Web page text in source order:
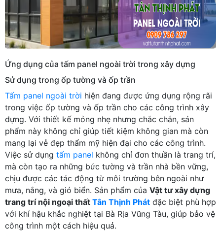
Ứng dụng của tấm panel ngoài trời trong xây dựng
Sử dụng trong ốp tường và ốp trần
Tấm panel ngoài trời hiện đang được ứng dụng rộng rãi
trong việc ốp tường và ốp trần cho các công trình xây
dựng. Với thiết kế mỏng nhẹ nhưng chắc chắn, sản
phẩm này không chỉ giúp tiết kiệm không gian mà còn
mang lại vẻ đẹp thẩm mỹ hiện đại cho các công trình.
Việc sử dụng tấm panel không chỉ đơn thuần là trang trí,
mà còn tạo ra những bức tường và trần nhà bền vững,
chịu được các tác động từ môi trường bên ngoài như
mưa, nắng, và gió biển. Sản phẩm của Vật tư xây dựng
trang trí nội ngoại thất Tân Thịnh Phát đặc biệt phù hợp
với khí hậu khắc nghiệt tại Bà Rịa Vũng Tàu, giúp bảo vệ
công trình một cách hiệu quả.